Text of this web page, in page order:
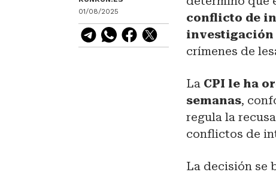
01/08/2025
conflicto de
investigación
crímenes de
La CPI le ha
semanas,
regula la
conflictos de
La decisión se